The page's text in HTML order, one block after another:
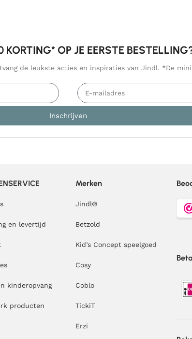
KORTING* OP JE EERSTE
de leukste acties en inspiraties van Jindl. *De
Inschrijven
en levertijd
kinderopvang
producten
Merken
Jindl®
Betzold
Kid’s Concept speelgoed
Cosy
Coblo
TickiT
Erzi